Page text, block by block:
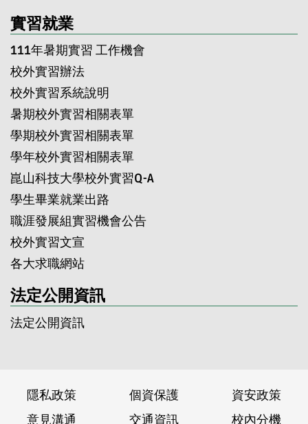
實習就業
111年暑期實習 工作機會
校外實習辦法
校外實習系統說明
暑期校外實習相關表單
學期校外實習相關表單
學年校外實習相關表單
崑山科技大學校外實習Q-A
學生畢業就業出路
職涯發展組實習機會公告
校外實習文宣
各大求職網站
法定公開資訊
法定公開資訊
隱私政策 個資保護
資安政策
意見溝通
交通資訊 校內分機